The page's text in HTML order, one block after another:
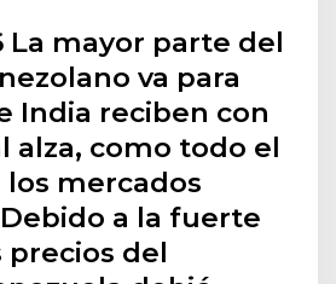
La mayor parte del
va para
India reciben con
alza, como todo el
mercados
a la fuerte
precios del